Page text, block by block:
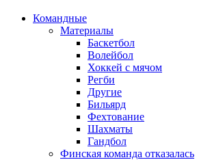
Командные
Материалы
Баскетбол
Волейбол
Хоккей с мячом
Регби
Другие
Бильярд
Фехтование
Шахматы
Гандбол
Финская команда отказалась